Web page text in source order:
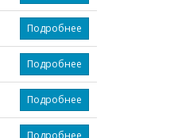
Подробнее
Подробнее
Подробнее
Подробнее